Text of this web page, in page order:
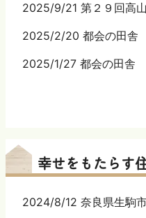
2025/9/21 第２９回高
2025/2/20 都会の田
2025/1/27 都会の田舎
幸せをもたらす
2024/8/12 奈良県生駒